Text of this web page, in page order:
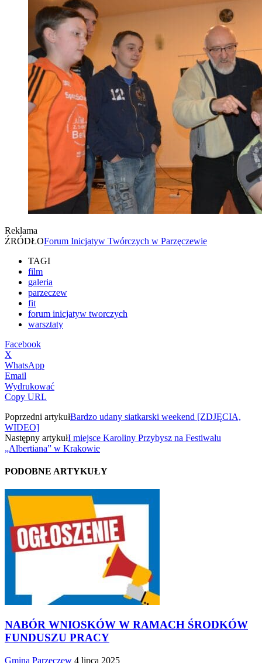
Reklama
ŹRÓDŁOForum Inicjatyw Twórczych w Parzęczewie
TAGI
film
galeria
parzeczew
fit
forum inicjatyw tworczych
warsztaty
Facebook
X
WhatsApp
Email
Wydrukować
Copy URL
Poprzedni artykułBardzo udany siatkarski weekend [ZDJĘCIA,
WIDEO]
Następny artykułI miejsce Karoliny Przybysz na Festiwalu
„Albertiana” w Krakowie
PODOBNE ARTYKUŁY
NABÓR WNIOSKÓW W RAMACH ŚRODKÓW
FUNDUSZU PRACY
Gmina Parzęczew 4 lipca 2025